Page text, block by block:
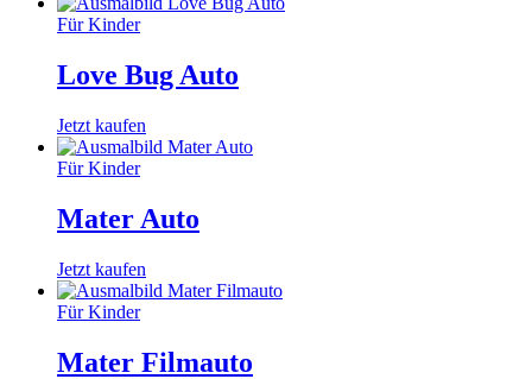
Für Kinder
Love Bug Auto
Jetzt kaufen
Für Kinder
Mater Auto
Jetzt kaufen
Für Kinder
Mater Filmauto